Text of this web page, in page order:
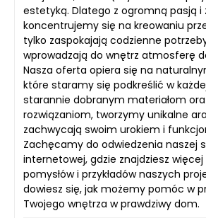
estetyką. Dlatego z ogromną pasją i
koncentrujemy się na kreowaniu
tylko zaspokajają codzienne
wprowadzają do wnętrz atmosferę
Nasza oferta opiera się na
które staramy się podkreślić w
starannie dobranym materiałom
rozwiązaniom, tworzymy unikalne
zachwycają swoim urokiem i
Zachęcamy do odwiedzenia naszej
internetowej, gdzie znajdziesz
pomysłów i przykładów naszych
dowiesz się, jak możemy pomóc w
Twojego wnętrza w prawdziwy dom.